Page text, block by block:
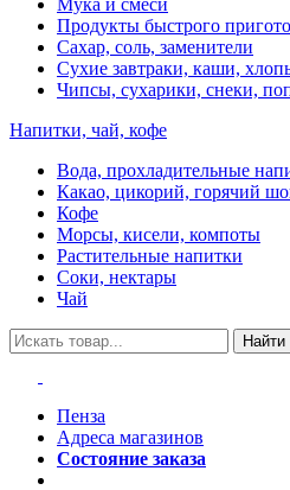
Мука и смеси
Продукты быстрого
Сахар, соль, заменители
Сухие завтраки, каши,
Чипсы, сухарики, снеки,
Напитки, чай, кофе
Вода, прохладительные
Какао, цикорий, горячий
Кофе
Морсы, кисели, компоты
Растительные напитки
Соки, нектары
Чай
Найти
Пенза
Адреса магазинов
Состояние заказа